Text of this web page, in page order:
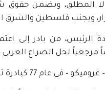
المطلق، ويضمن حقوق
ويجنب فلسطين والشرق
الرئيس، من بادر إلى
مرجعياً لحل الصراع العربي
تصلح أساساً لمشروع حل لهذا الصراع؟